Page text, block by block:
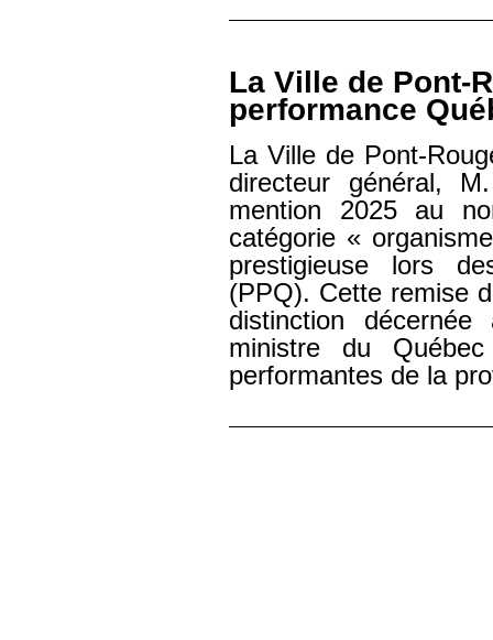
La Ville de Pont-
performance
La Ville de Pont-
directeur général,
mention 2025 au
catégorie «
prestigieuse lors
(PPQ). Cette remise
distinction
ministre du
performantes de la